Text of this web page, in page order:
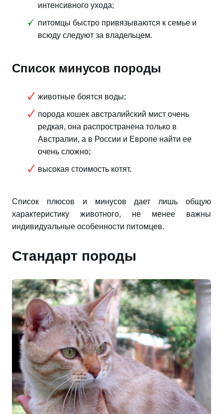
интенсивного ухода;
питомцы быстро привязываются к семье и
всюду следуют за владельцем.
Список минусов породы
животные боятся воды;
порода кошек австралийский мист очень
редкая, она распространена только в
Австралии, а в России и Европе найти ее
очень сложно;
высокая стоимость котят.
Список плюсов и минусов дает лишь общую
характеристику животного, не менее важны
индивидуальные особенности питомцев.
Стандарт породы